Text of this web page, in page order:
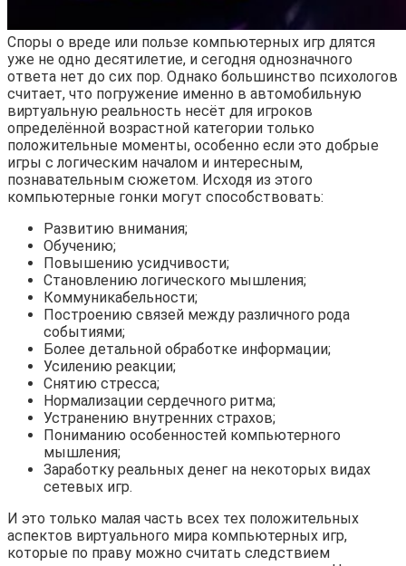
Споры о вреде или пользе компьютерных игр длятся
уже не одно десятилетие, и сегодня однозначного
ответа нет до сих пор. Однако большинство психологов
считает, что погружение именно в автомобильную
виртуальную реальность несёт для игроков
определённой возрастной категории только
положительные моменты, особенно если это добрые
игры с логическим началом и интересным,
познавательным сюжетом. Исходя из этого
компьютерные гонки могут способствовать:
Развитию внимания;
Обучению;
Повышению усидчивости;
Становлению логического мышления;
Коммуникабельности;
Построению связей между различного рода
событиями;
Более детальной обработке информации;
Усилению реакции;
Снятию стресса;
Нормализации сердечного ритма;
Устранению внутренних страхов;
Пониманию особенностей компьютерного
мышления;
Заработку реальных денег на некоторых видах
сетевых игр.
И это только малая часть всех тех положительных
аспектов виртуального мира компьютерных игр,
которые по праву можно считать следствием